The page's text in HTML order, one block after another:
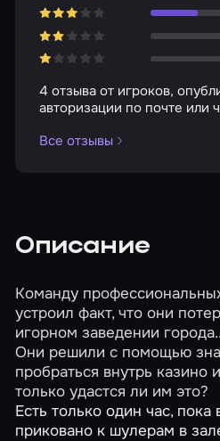
4 отзыва от игроков,
авторизации по почте или
Все отзывы
Описание
Команду
устроил факт, что они
игорном заведении
Они решили с помощью
пробраться внутрь казино
только удастся ли им это?
Есть только один час, пока
приковано к шулерам в